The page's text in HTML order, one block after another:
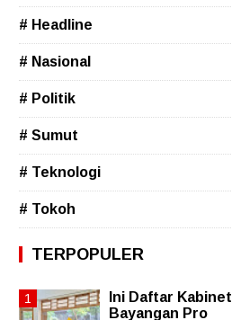
# Headline
# Nasional
# Politik
# Sumut
# Teknologi
# Tokoh
TERPOPULER
Ini Daftar Kabinet
Bayangan Pro